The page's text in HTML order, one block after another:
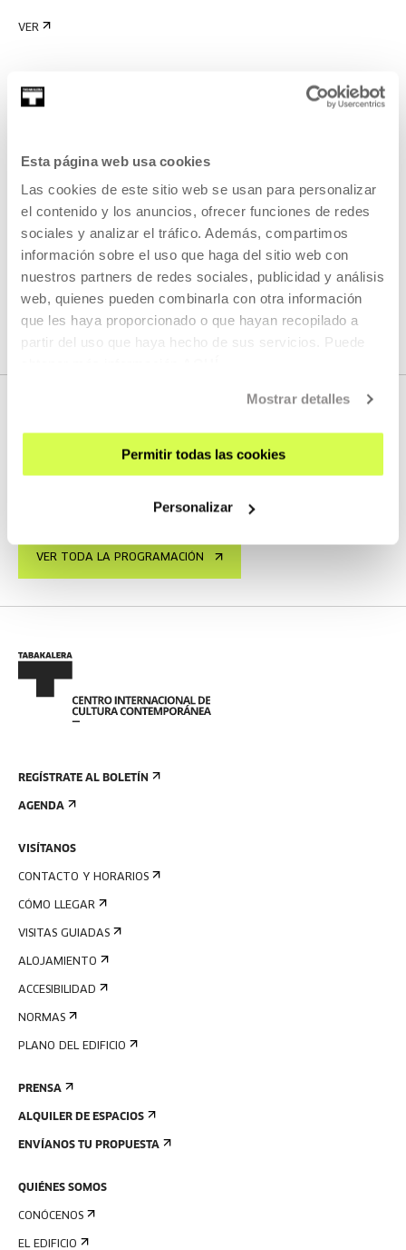
Esta página web usa cookies
Las cookies de este sitio web se usan para personalizar
el contenido y los anuncios, ofrecer funciones de redes
sociales y analizar el tráfico. Además, compartimos
información sobre el uso que haga del sitio web con
nuestros partners de redes sociales, publicidad y análisis
web, quienes pueden combinarla con otra información
que les haya proporcionado o que hayan recopilado a
partir del uso que haya hecho de sus servicios. Puede
Mostrar detalles
Permitir todas las cookies
Personalizar
VER
Entrevista a Taxio Ardanaz
TAXIO ARDANAZ ES EU | ES | EN
VER TODO EL CONTENIDO
PRÓXIMOS DIRECTOS
No tenemos programados nuevos streamings
VER TODA LA PROGRAMACIÓN
REGÍSTRATE AL BOLETÍN
AGENDA
VISÍTANOS
CONTACTO Y HORARIOS
CÓMO LLEGAR
VISITAS GUIADAS
ALOJAMIENTO
ACCESIBILIDAD
NORMAS
PLANO DEL EDIFICIO
PRENSA
ALQUILER DE ESPACIOS
ENVÍANOS TU PROPUESTA
QUIÉNES SOMOS
CONÓCENOS
EL EDIFICIO